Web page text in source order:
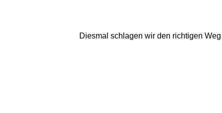
Diesmal schlagen wir den richtigen